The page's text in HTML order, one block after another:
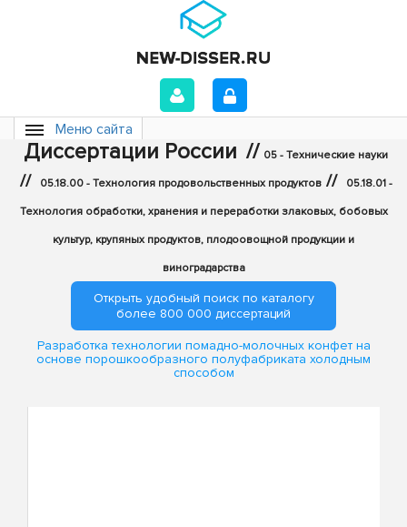
Меню сайта
Диссертации России // 05 - Технические науки
// 05.18.00 - Технология продовольственных продуктов // 05.18.01 -
Технология обработки, хранения и переработки злаковых, бобовых
культур, крупяных продуктов, плодоовощной продукции и
виноградарства
Открыть удобный поиск по каталогу
более 800 000 диссертаций
Разработка технологии помадно-молочных конфет на
основе порошкообразного полуфабриката холодным
способом